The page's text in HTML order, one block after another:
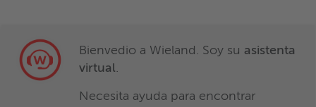
Bienvedio a Wieland. Soy su asistenta
virtual.
Necesita ayuda para encontrar